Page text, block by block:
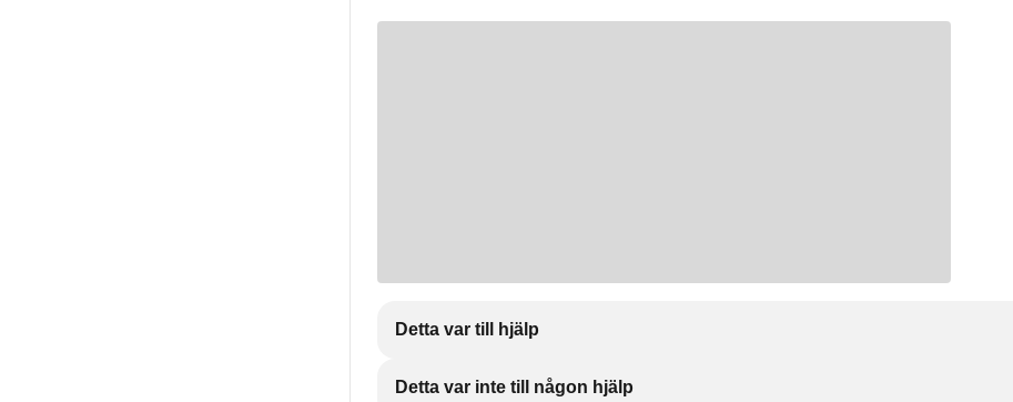
Detta var till hjälp
Detta var inte till någon hjälp